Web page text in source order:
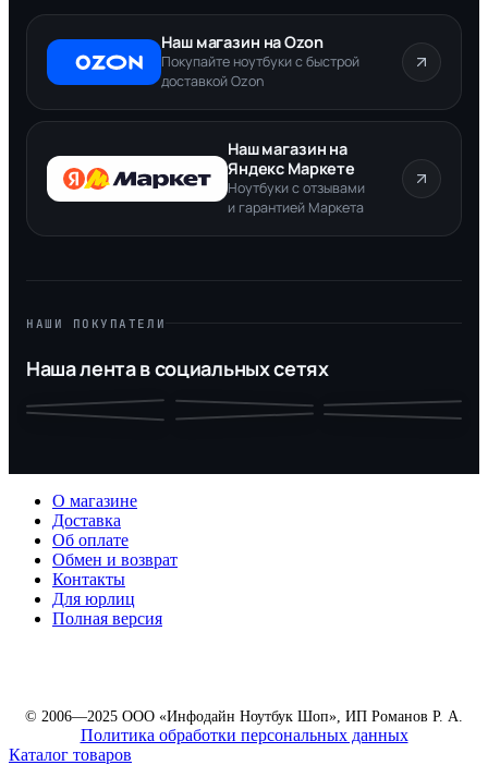
Наш магазин на Ozon
Покупайте ноутбуки с быстрой
доставкой Ozon
Наш магазин на
Яндекс Маркете
Ноутбуки с отзывами
и гарантией Маркета
НАШИ ПОКУПАТЕЛИ
Наша лента в социальных сетях
О магазине
Доставка
Об оплате
Обмен и возврат
Контакты
Для юрлиц
Полная версия
© 2006—2025 ООО «Инфодайн Ноутбук Шоп», ИП Романов Р. А.
Политика обработки персональных данных
Каталог товаров